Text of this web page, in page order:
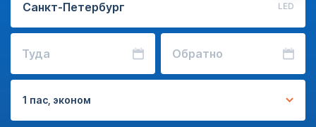
LED
Туда Обратно
1 пас, эконом